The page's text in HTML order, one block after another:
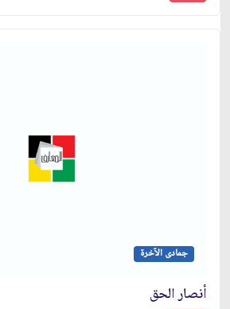
جمادى الآخرة
أنصار الحق